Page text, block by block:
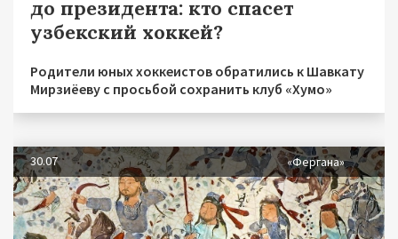
до президента: кто спасет
узбекский хоккей?
Родители юных хоккеистов обратились к Шавкату
Мирзиёеву с просьбой сохранить клуб «Хумо»
30.07 «Фергана»